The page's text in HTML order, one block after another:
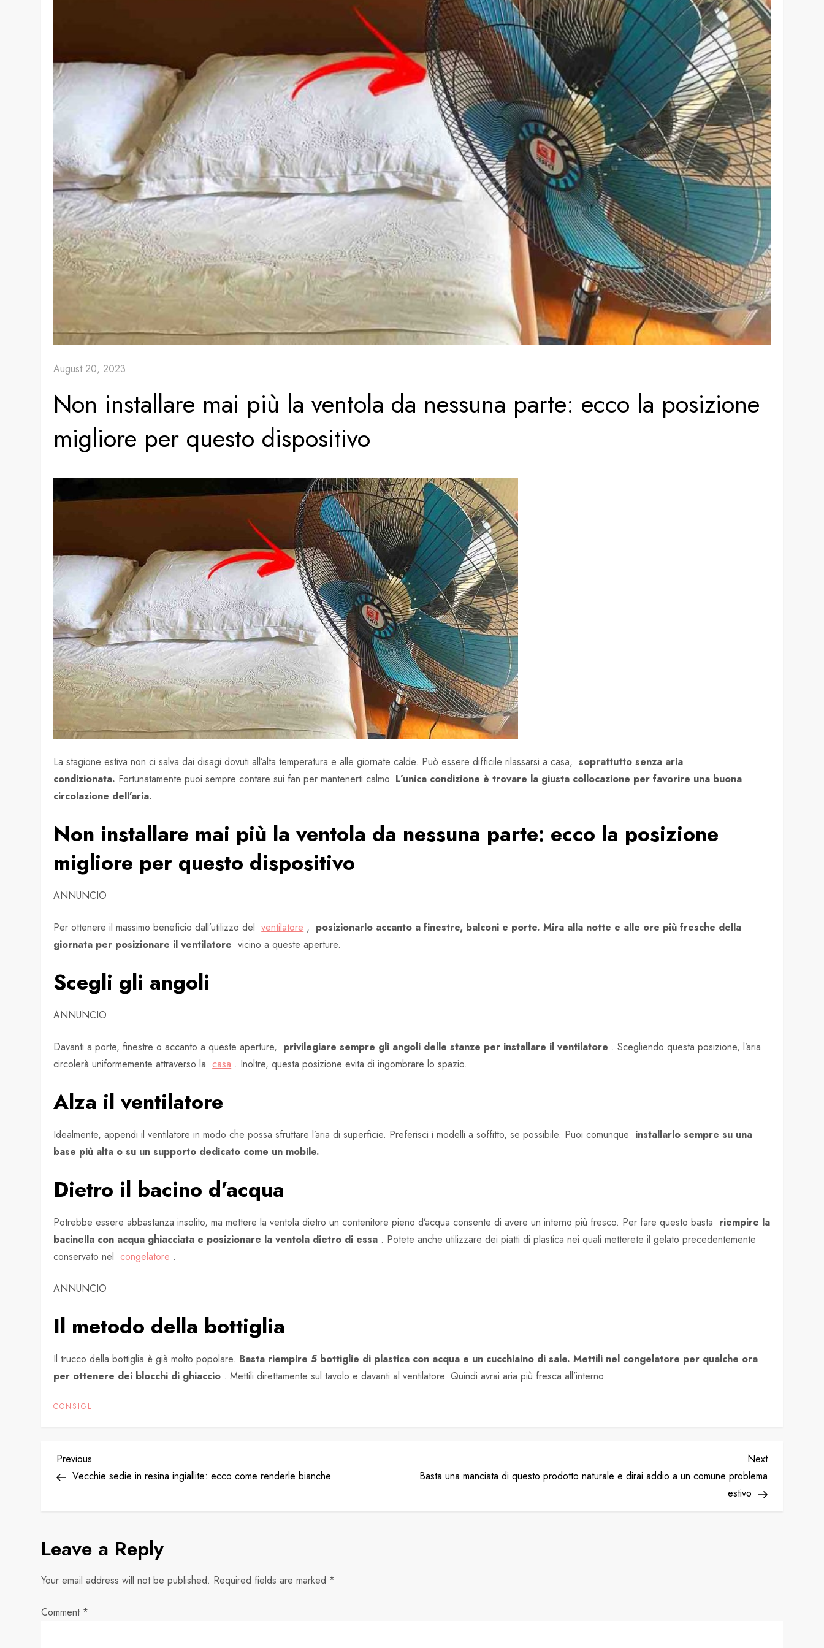
August 20, 2023
Non installare mai più la ventola da nessuna parte: ecco la posizione
migliore per questo dispositivo
La stagione estiva non ci salva dai disagi dovuti all’alta temperatura e alle giornate calde. Può essere difficile rilassarsi a casa,soprattutto senza aria
condizionata. Fortunatamente puoi sempre contare sui fan per mantenerti calmo. L’unica condizione è trovare la giusta collocazione per favorire una buona
circolazione dell’aria.
Non installare mai più la ventola da nessuna parte: ecco la posizione
migliore per questo dispositivo
ANNUNCIO
Per ottenere il massimo beneficio dall’utilizzo delventilatore , posizionarlo accanto a finestre, balconi e porte. Mira alla notte e alle ore più fresche della
giornata per posizionare il ventilatore vicino a queste aperture.
Scegli gli angoli
ANNUNCIO
Davanti a porte, finestre o accanto a queste aperture, privilegiare sempre gli angoli delle stanze per installare il ventilatore . Scegliendo questa posizione, l’aria
circolerà uniformemente attraverso la casa . Inoltre, questa posizione evita di ingombrare lo spazio.
Alza il ventilatore
Idealmente, appendi il ventilatore in modo che possa sfruttare l’aria di superficie. Preferisci i modelli a soffitto, se possibile. Puoi comunque installarlo sempre su una
base più alta o su un supporto dedicato come un mobile.
Dietro il bacino d’acqua
Potrebbe essere abbastanza insolito, ma mettere la ventola dietro un contenitore pieno d’acqua consente di avere un interno più fresco. Per fare questo basta riempire la
bacinella con acqua ghiacciata e posizionare la ventola dietro di essa . Potete anche utilizzare dei piatti di plastica nei quali metterete il gelato precedentemente
conservato nel congelatore .
ANNUNCIO
Il metodo della bottiglia
Il trucco della bottiglia è già molto popolare. Basta riempire 5 bottiglie di plastica con acqua e un cucchiaino di sale. Mettili nel congelatore per qualche ora
per ottenere dei blocchi di ghiaccio . Mettili direttamente sul tavolo e davanti al ventilatore. Quindi avrai aria più fresca all’interno.
CONSIGLI
P
t
n
a
Previous
Post
Previous
Vecchie sedie in resina ingiallite: ecco come renderle bianche
Next
Post
Next
Basta una manciata di questo prodotto naturale e dirai addio a un comune problema
estivo
Leave a Reply
Your email address will not be published. Required fields are marked *
Comment *